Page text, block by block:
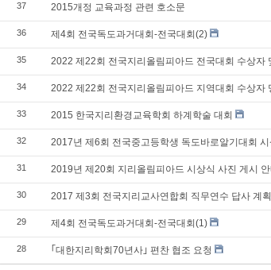
37 2015개정 교육과정 관련 호소문
36 제4회 전국독도과거대회-전국대회(2)
35 2022 제22회 전국지리올림피아드 전국대회 수상자
34 2022 제22회 전국지리올림피아드 지역대회 수상자
33 2015 한국지리환경교육학회 하계학술 대회
32 2017년 제6회 전국중고등학생 독도바로알기대회 시
31 2019년 제20회 지리올림피아드 시상식 사진 게시 안
30 2017 제3회 전국지리교사연합회 직무연수 답사 계획
29 제4회 전국독도과거대회-전국대회(1)
28 ｢대한지리학회70년사｣ 편찬 협조 요청